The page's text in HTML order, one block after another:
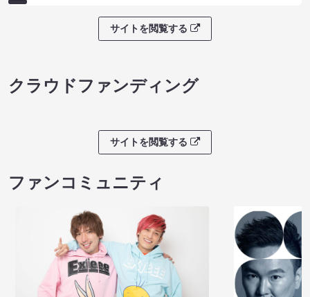
サイトを閲覧する
クラウドファンディング
サイトを閲覧する
ファンコミュニティ